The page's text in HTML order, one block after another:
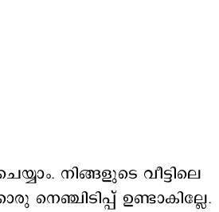
നിങ്ങളുടെ വീട്ടിലെ
നെഞ്ചിടിപ്പ് ഉണ്ടാകില്ലേ.